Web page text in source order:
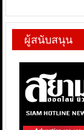
ผู้สนับสนุน